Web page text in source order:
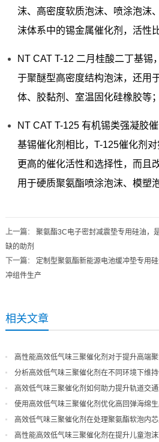
沫、高密度软质泡沫、喷涂泡沫
沫体系中的锡金属催化剂，活性
NT CAT T-12 二月桂酸二丁基锡
于聚醚型高密度结构泡沫，还用
体、胶黏剂、室温固化硅橡胶等；
NT CAT T-125 有机锡类强凝胶
基锡催化剂相比，T-125催化剂
更高的催化活性和选择性，而且
用于硬质聚氨酯喷涂泡沫、模塑
上一篇： 聚氨酯3C电子密封减震垫专用硅油，
缺的助剂
下一篇： 定制型聚氨酯新能源电池缓冲垫专用
冲组件生产
相关文章
高性能高效低气味三聚催化剂对于提升高端
分析高效低气味三聚催化剂在不同环境下维
现
高效低气味三聚催化剂如何助力提升轨道交
量
使用高效低气味三聚催化剂优化高回弹海绵
高效低气味三聚催化剂在处理聚氨酯软泡内
导
高性能高效低气味三聚催化剂在提升儿童泡